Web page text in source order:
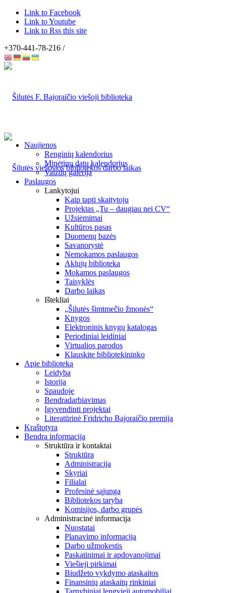
Link to Facebook
Link to Youtube
Link to Rss this site
+370-441-78-216 /
Naujienos
Renginių kalendorius
Minėtinų datų kalendorius
Vaizdų galerija
Paslaugos
Lankytojui
Kaip tapti skaitytoju
Projektas „Tu – daugiau nei CV“
Užsiėmimai
Kultūros pasas
Duomenų bazės
Savanorystė
Nemokamos paslaugos
Aklųjų biblioteka
Mokamos paslaugos
Taisyklės
Darbo laikas
Ištekliai
„Šilutės šimtmečio žmonės“
Knygos
Elektroninis knygų katalogas
Periodiniai leidiniai
Virtualios parodos
Klauskite bibliotekininko
Apie biblioteką
Leidyba
Istorija
Spaudoje
Bendradarbiavimas
Įgyvendinti projektai
Literatūrinė Fridricho Bajoraičio premija
Kraštotyra
Bendra informacija
Struktūra ir kontaktai
Struktūra
Administracija
Skyriai
Filialai
Profesinė sąjunga
Bibliotekos taryba
Komisijos, darbo grupės
Administracinė informacija
Nuostatai
Planavimo informacija
Darbo užmokestis
Paskatinimai ir apdovanojimai
Viešieji pirkimai
Biudžeto vykdymo ataskaitos
Finansinių ataskaitų rinkiniai